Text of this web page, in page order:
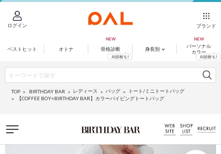
ログイン ブランド
ベストヒット オトナ 骨格診断 身長別
パーソナル
カラー
TOP BIRTHDAY BAR レディース バッグ
トート/ミニトートバッグ
【COFFEE BOY×BIRTHDAY BAR】カラーパイピングトートバッグ